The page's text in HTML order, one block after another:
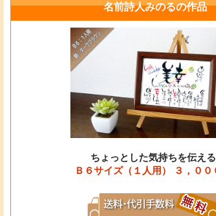
名前詩人みのるの作品
ちょっとした気持ちを伝える
Ｂ６サイズ（１人用） ３，００